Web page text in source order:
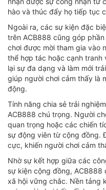
hào và thúc đẩy họ tiếp tục
Ngoài ra, các sự kiện đặc
trên ACB888 cũng góp
chơi được mời tham gia vào
thể hợp tác hoặc cạnh tranh
lại sự đa dạng và làm mới
giúp người chơi cảm thấy là
động.
Tính năng chia sẻ trải
ACB888 chú trọng. Người
quan trọng hoặc các chiến
sự động viên từ cộng đồng.
cực, khiến người chơi cảm
Nhờ sự kết hợp giữa các
sự kiện cộng đồng,
xã hội vững chắc. Nền tảng